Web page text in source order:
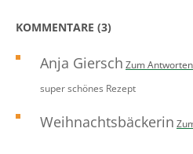
KOMMENTARE (3)
Anja Giersch Zum
super schönes Rezept
Weihnachtsbäckerin